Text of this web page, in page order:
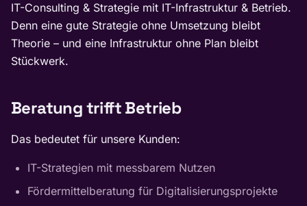
IT-Consulting & Strategie mit IT-Infrastruktur & Betrieb.
Denn eine gute Strategie ohne Umsetzung bleibt
Theorie – und eine Infrastruktur ohne Plan bleibt
Stückwerk.
Beratung trifft Betrieb
Das bedeutet für unsere Kunden:
IT-Strategien mit messbarem Nutzen
Fördermittelberatung für Digitalisierungsprojekte